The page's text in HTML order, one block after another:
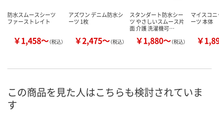
防水スムースシーツ
ファーストレイト
￥1,458～（税込）
アズワン デニム防水シ
ーツ 1枚
￥2,475～（税込）
スタンダート防水シー
ツ やさしいスムース片
面 介護 洗濯機可…
￥1,880～（税込）
マイスコ
ーツ 本体
￥
この商品を見た人はこちらも検討されていま
す